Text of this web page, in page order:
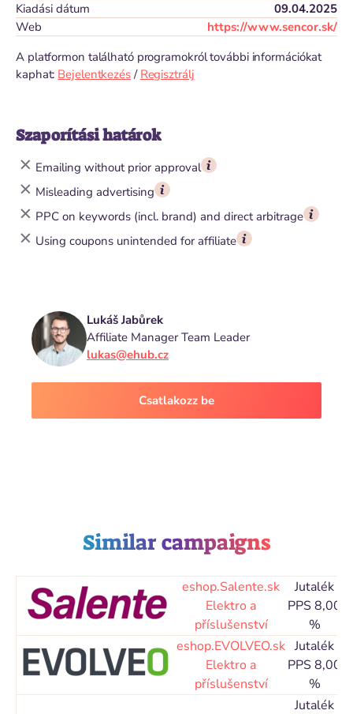
Kiadási dátum
09.04.2025
Web
https://www.sencor.sk/
A platformon található programokról további információkat
kaphat: Bejelentkezés/ Regisztrálj
Szaporítási határok
Emailing without prior approval
Misleading advertising
PPC on keywords (incl. brand) and direct arbitrage
Using coupons unintended for affiliate
Lukáš Jabůrek
Affiliate Manager Team Leader
lukas@ehub.cz
Csatlakozz be
Similar campaigns
eshop.Salente.sk
Elektro a
příslušenství
Jutalék
PPS 8,00
%
eshop.EVOLVEO.sk
Elektro a
příslušenství
Jutalék
PPS 8,00
%
Jutalék